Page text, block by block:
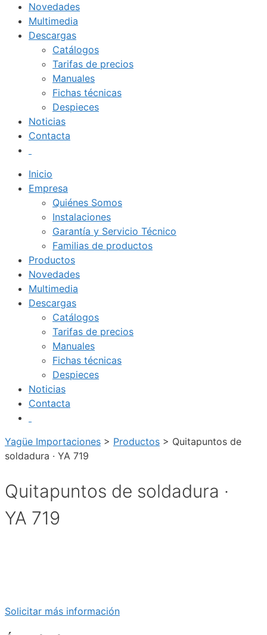
Novedades
Multimedia
Descargas
Catálogos
Tarifas de precios
Manuales
Fichas técnicas
Despieces
Noticias
Contacta
Inicio
Empresa
Quiénes Somos
Instalaciones
Garantía y Servicio Técnico
Familias de productos
Productos
Novedades
Multimedia
Descargas
Catálogos
Tarifas de precios
Manuales
Fichas técnicas
Despieces
Noticias
Contacta
Yagüe Importaciones > Productos > Quitapuntos de
soldadura · YA 719
Quitapuntos de soldadura ·
YA 719
Solicitar más información